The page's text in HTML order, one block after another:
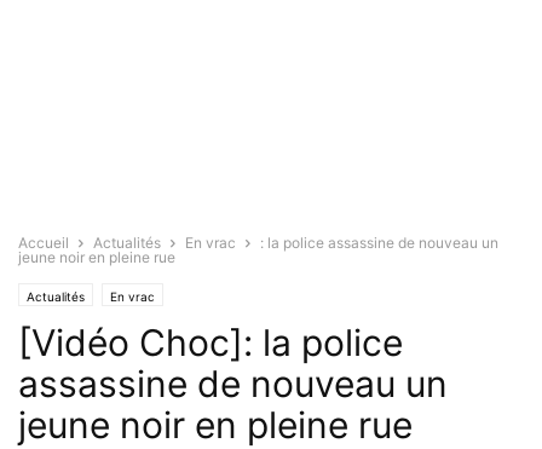
Accueil Actualités En vrac
: la police assassine de nouveau un
jeune noir en pleine rue
Actualités En vrac
[Vidéo Choc]: la police
assassine de nouveau un
jeune noir en pleine rue